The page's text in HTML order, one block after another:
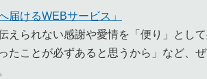
届けるWEBサービス」
えられない感謝や愛情を「便り」とし
たことが必ずあると思うから」など、